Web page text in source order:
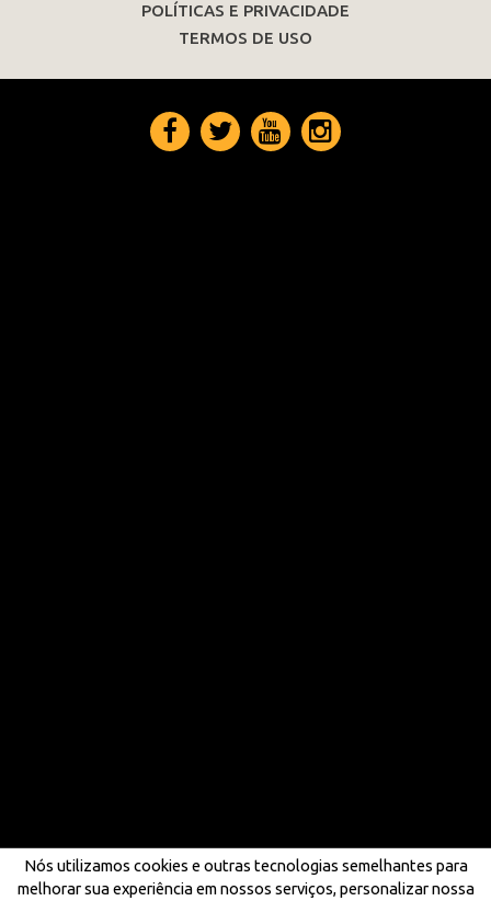
POLÍTICAS E PRIVACIDADE
TERMOS DE USO
Nós utilizamos cookies e outras tecnologias semelhantes para
melhorar sua experiência em nossos serviços, personalizar nossa